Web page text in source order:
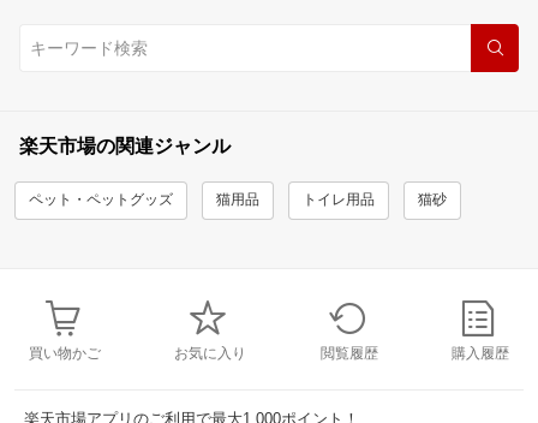
楽天市場の関連ジャンル
ペット・ペットグッズ 猫用品 トイレ用品 猫砂
買い物かご お気に入り 閲覧履歴 購入履歴
楽天市場アプリのご利用で最大1,000ポイント！